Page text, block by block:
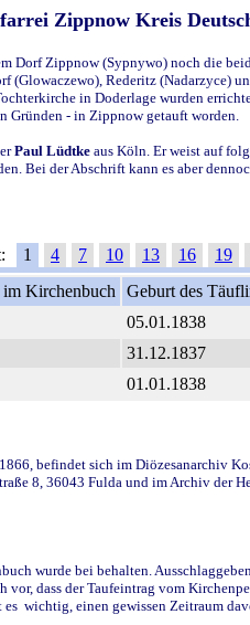
Zippnow Kreis
Dorf Zippnow (Sypnywo) noch die
(Glowaczewo), Rederitz (Nadarzyce)
in Doderlage wurden
Gründen - in Zippnow getauft worden.
Paul Lüdtke aus Köln. Er weist auf
Bei der Abschrift kann es aber
1 4 7 10 13 16 19
Kirchenbuch Geburt des
05.01.1838
31.12.1837
01.01.1838
befindet sich im Diözesanarchiv
8, 36043 Fulda und im Archiv der
wurde bei behalten.
vor, dass der Taufeintrag vom
wichtig, einen gewissen Zeitraum